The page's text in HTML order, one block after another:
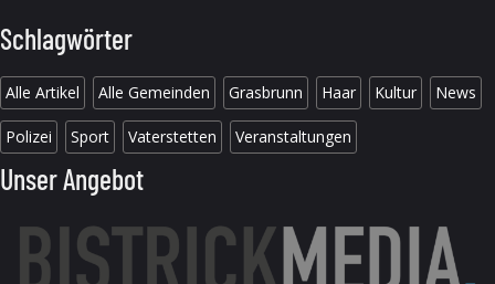
Schlagwörter
Alle Artikel Alle Gemeinden Grasbrunn Haar Kultur News
Polizei Sport Vaterstetten Veranstaltungen
Unser Angebot